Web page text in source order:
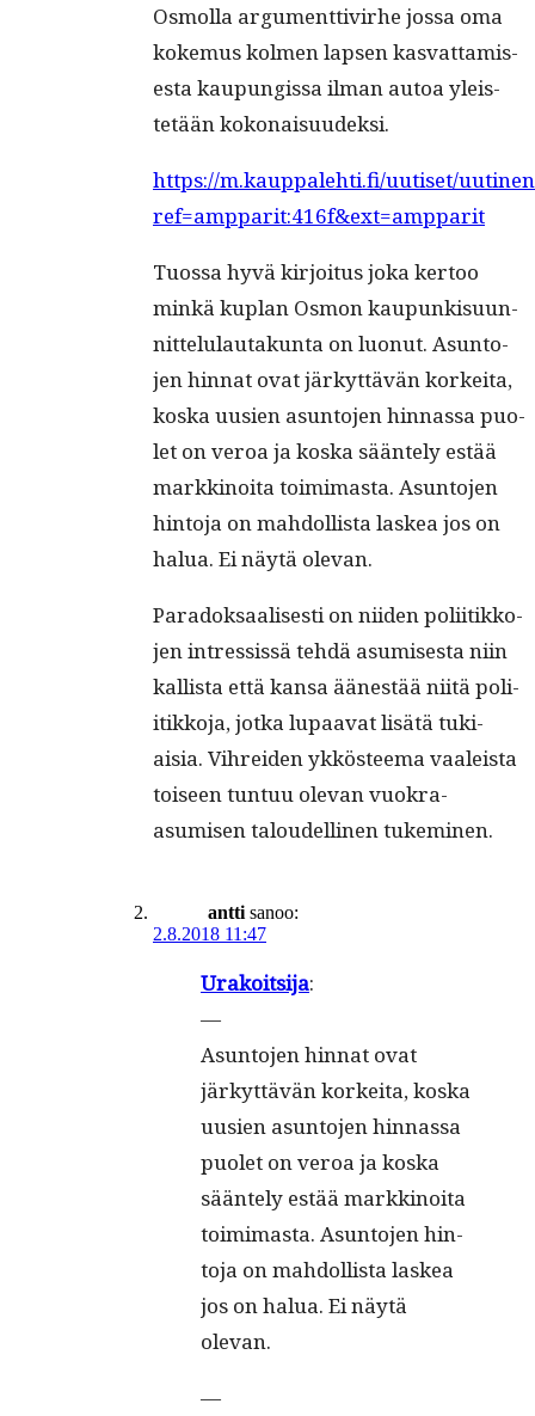
Osmol­la argu­ment­tivirhe jos­sa oma
koke­mus kol­men lapsen kas­vat­tamis­
es­ta kaupungis­sa ilman autoa yleis­
tetään kokonaisuudeksi.
https://m.kauppalehti.fi/uutiset/
ref=ampparit:416f&ext=ampparit
Tuos­sa hyvä kir­joi­tus joka ker­too
minkä kuplan Osmon kaupunkisu­un­
nit­telu­lau­takun­ta on luonut. Asun­to­
jen hin­nat ovat järkyt­tävän korkei­ta,
kos­ka uusien asun­to­jen hin­nas­sa puo­
let on veroa ja kos­ka sään­te­ly estää
markki­noi­ta toim­i­mas­ta. Asun­to­jen
hin­to­ja on mah­dol­lista laskea jos on
halua. Ei näytä olevan.
Paradok­saalis­es­ti on niiden poli­itikko­
jen intres­sis­sä tehdä asumis­es­ta niin
kallista että kansa äänestää niitä poli­
itikko­ja, jot­ka lupaa­vat lisätä tuki­
aisia. Vihrei­den ykkös­teema vaaleista
toiseen tun­tuu ole­van vuokra-
asumisen taloudelli­nen tukeminen.
antti sanoo:
2.8.2018 11:47
Urakoit­si­ja:
—
Asun­to­jen hin­nat ovat
järkyt­tävän korkei­ta, kos­ka
uusien asun­to­jen hin­nas­sa
puo­let on veroa ja kos­ka
sään­te­ly estää markki­noi­ta
toim­i­mas­ta. Asun­to­jen hin­
to­ja on mah­dol­lista laskea
jos on halua. Ei näytä
olevan.
—